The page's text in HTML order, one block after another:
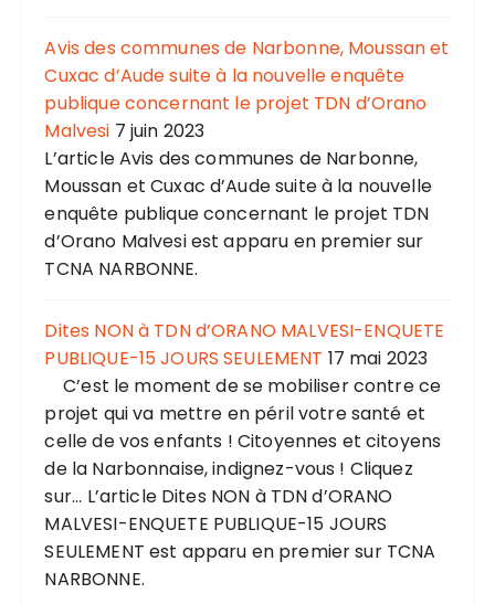
Avis des communes de Narbonne, Moussan et
Cuxac d’Aude suite à la nouvelle enquête
publique concernant le projet TDN d’Orano
Malvesi 7 juin 2023
L’article Avis des communes de Narbonne,
Moussan et Cuxac d’Aude suite à la nouvelle
enquête publique concernant le projet TDN
d’Orano Malvesi est apparu en premier sur
TCNA NARBONNE.
Dites NON à TDN d’ORANO MALVESI-ENQUETE
PUBLIQUE-15 JOURS SEULEMENT 17 mai 2023
C’est le moment de se mobiliser contre ce
projet qui va mettre en péril votre santé et
celle de vos enfants ! Citoyennes et citoyens
de la Narbonnaise, indignez-vous ! Cliquez
sur... L’article Dites NON à TDN d’ORANO
MALVESI-ENQUETE PUBLIQUE-15 JOURS
SEULEMENT est apparu en premier sur TCNA
NARBONNE.